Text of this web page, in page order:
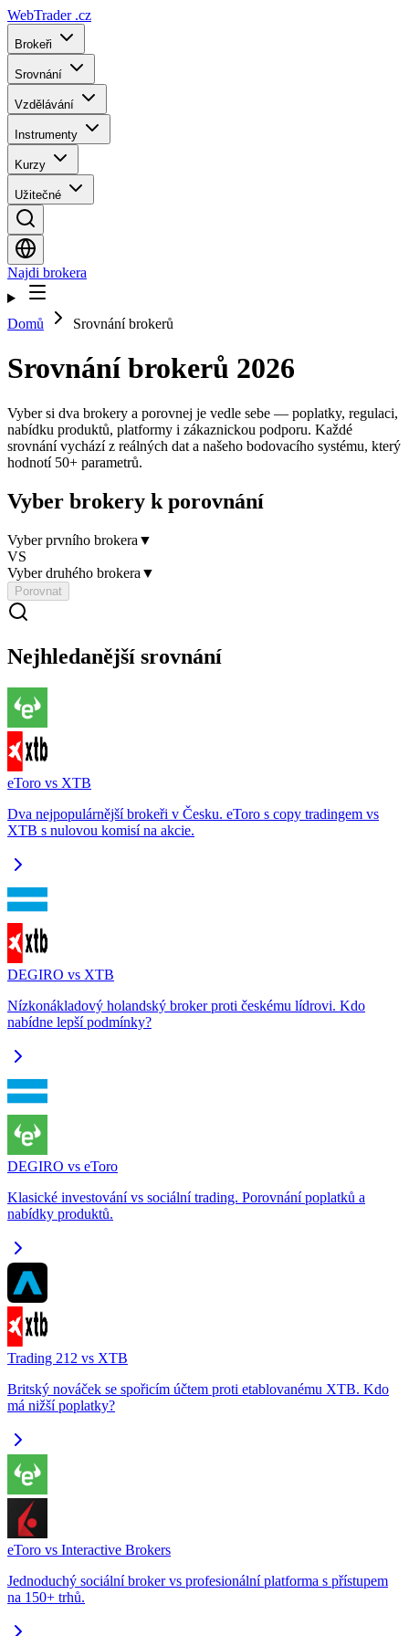
WebTrader .cz
Brokeři
Srovnání
Vzdělávání
Instrumenty
Kurzy
Užitečné
Najdi brokera
Domů Srovnání brokerů
Srovnání brokerů 2026
Vyber si dva brokery a porovnej je vedle sebe — poplatky, regulaci,
nabídku produktů, platformy i zákaznickou podporu. Každé
srovnání vychází z reálných dat a našeho bodovacího systému, který
hodnotí 50+ parametrů.
Vyber brokery k porovnání
Vyber prvního brokera ▼
VS
Vyber druhého brokera ▼
Porovnat
Nejhledanější srovnání
eToro vs XTB
Dva nejpopulárnější brokeři v Česku. eToro s copy tradingem vs
XTB s nulovou komisí na akcie.
DEGIRO vs XTB
Nízkonákladový holandský broker proti českému lídrovi. Kdo
nabídne lepší podmínky?
DEGIRO vs eToro
Klasické investování vs sociální trading. Porovnání poplatků a
nabídky produktů.
Trading 212 vs XTB
Britský nováček se spořicím účtem proti etablovanému XTB. Kdo
má nižší poplatky?
eToro vs Interactive Brokers
Jednoduchý sociální broker vs profesionální platforma s přístupem
na 150+ trhů.